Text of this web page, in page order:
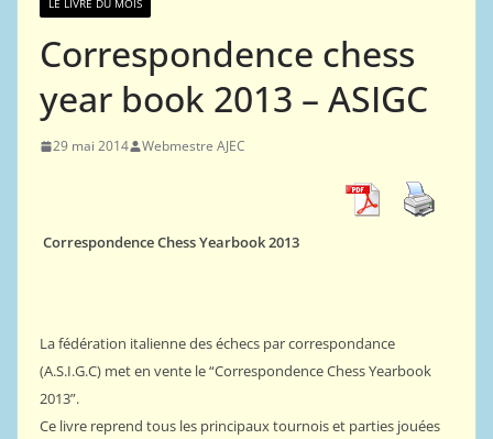
LE LIVRE DU MOIS
Correspondence chess
year book 2013 – ASIGC
29 mai 2014 Webmestre AJEC
Correspondence Chess Yearbook 2013
La fédération italienne des échecs par correspondance
(A.S.I.G.C) met en vente le “Correspondence Chess Yearbook
2013”.
Ce livre reprend tous les principaux tournois et parties jouées